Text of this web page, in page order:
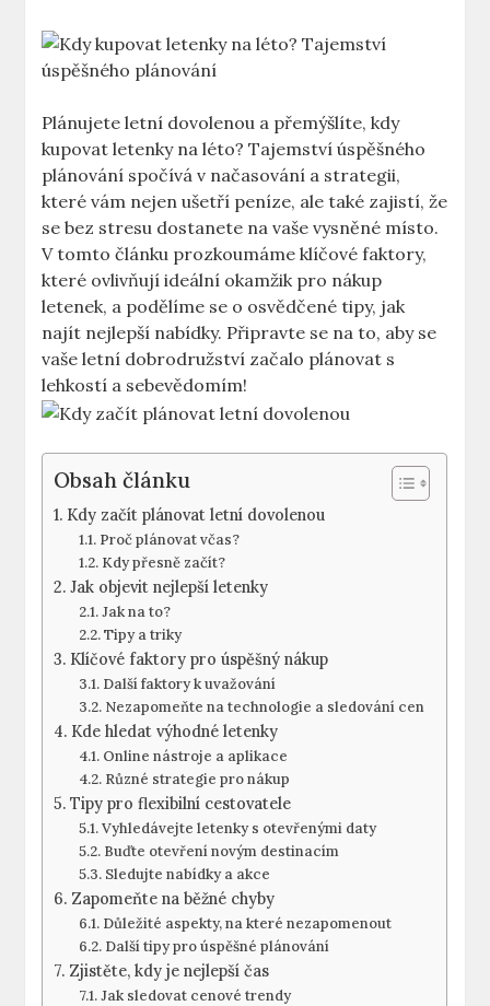
Plánujete letní dovolenou a přemýšlíte, kdy
kupovat letenky na léto? Tajemství úspěšného
plánování spočívá v načasování a strategii,
které vám nejen ušetří peníze, ale také zajistí, že
se bez stresu dostanete na vaše vysněné místo.
V tomto článku prozkoumáme klíčové faktory,
které ovlivňují ideální okamžik pro nákup
letenek, a podělíme se o osvědčené tipy, jak
najít nejlepší nabídky. Připravte se na to, aby se
vaše letní dobrodružství začalo plánovat s
lehkostí a sebevědomím!
Obsah článku
Kdy začít plánovat letní dovolenou
Proč plánovat včas?
Kdy přesně začít?
Jak objevit nejlepší letenky
Jak na to?
Tipy a triky
Klíčové faktory pro úspěšný nákup
Další faktory k uvažování
Nezapomeňte na technologie a sledování cen
Kde hledat výhodné letenky
Online nástroje a aplikace
Různé strategie pro nákup
Tipy pro flexibilní cestovatele
Vyhledávejte letenky s otevřenými daty
Buďte otevření novým destinacím
Sledujte nabídky a akce
Zapomeňte na běžné chyby
Důležité aspekty, na které nezapomenout
Další tipy pro úspěšné plánování
Zjistěte, kdy je nejlepší čas
Jak sledovat cenové trendy